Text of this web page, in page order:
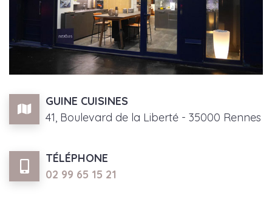
GUINE CUISINES
41, Boulevard de la Liberté - 35000 Rennes
TÉLÉPHONE
02 99 65 15 21